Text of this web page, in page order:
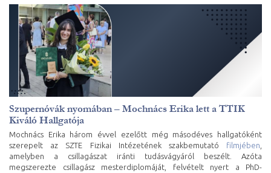
Szupernóvák nyomában – Mochnács Erika lett a TTIK
Kiváló Hallgatója
Mochnács Erika három évvel ezelőtt még másodéves hallgatóként
szerepelt az SZTE Fizikai Intézetének szakbemutató filmjében
amelyben a csillagászat iránti tudásvágyáról beszélt. Azóta
megszerezte csillagász mesterdiplomáját, felvételt nyert a PhD-